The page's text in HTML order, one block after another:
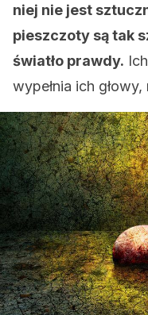
niej nie jest
pieszczoty są tak
światło prawdy.
wypełnia ich